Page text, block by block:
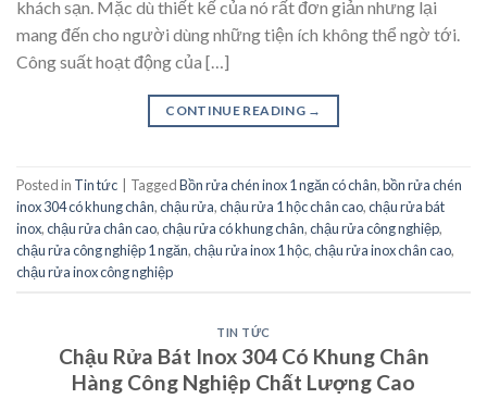
khách sạn. Mặc dù thiết kế của nó rất đơn giản nhưng lại
mang đến cho người dùng những tiện ích không thể ngờ tới.
Công suất hoạt động của […]
CONTINUE READING →
Posted in Tin tức TaggedBồn rửa chén inox 1 ngăn có chân,bồn rửa chén
inox 304 có khung chân,chậu rửa,chậu rửa 1 hộc chân cao,chậu rửa bát
inox,chậu rửa chân cao,chậu rửa có khung chân,chậu rửa công nghiệp,
chậu rửa công nghiệp 1 ngăn,chậu rửa inox 1 hộc,chậu rửa inox chân cao,
chậu rửa inox công nghiệp
TIN TỨC
Chậu Rửa Bát Inox 304 Có Khung Chân
Hàng Công Nghiệp Chất Lượng Cao